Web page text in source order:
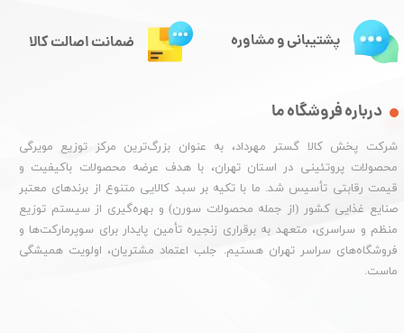
درباره فروشگاه ما
شرکت پخش کالا گستر مهرداد، به عنوان بزرگ‌ترین مرکز توزیع مویرگی
محصولات پروتئینی در استان تهران، با هدف عرضه محصولات باکیفیت و
قیمت رقابتی تأسیس شد. ما با تکیه بر سبد کالایی متنوع از برندهای معتبر
صنایع غذایی کشور (از جمله محصولات سورن) و بهره‌گیری از سیستم توزیع
منظم و سراسری، متعهد به برقراری زنجیره تأمین پایدار برای سوپرمارکت‌ها و
فروشگاه‌های سراسر تهران هستیم. جلب اعتماد مشتریان، اولویت همیشگی
ماست.
پشتیبانی و مشاوره ضمانت اصالت کالا